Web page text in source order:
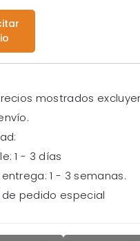
mostrados
1 - 3 días
1 - 3 semanas.
de pedido especial